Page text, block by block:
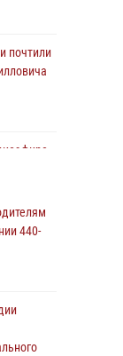
почтили
440-